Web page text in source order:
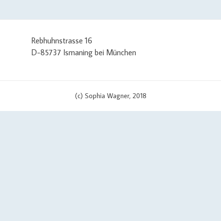
Rebhuhnstrasse 16
D-85737 Ismaning bei München
(c) Sophia Wagner, 2018